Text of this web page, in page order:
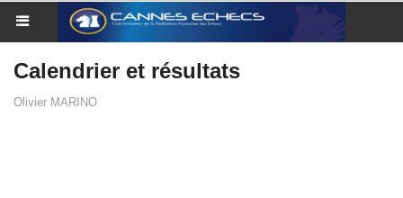
Calendrier et résultats
Olivier MARINO